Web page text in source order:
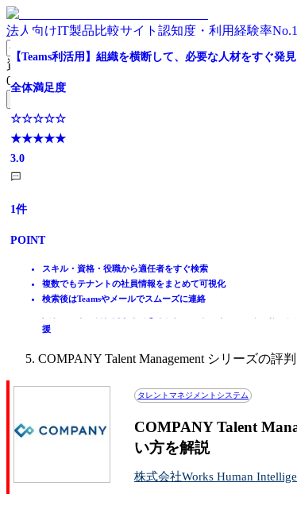
法人向けIT製品比較サイト 認知度・利用経験率No.1
資料請求リスト
0 件
製品を探す
動画で学ぶ
IT製品比較TOP
タレントマネジメントシステム
COMPANY Talent Management シリーズの評
タレントマネジメントシステム
COMPANY Talent
い方を解説
株式会社Works Human
データにもとづく戦略人事の推進で従業員のポテンシャル
☆☆☆☆☆
★★★★★
4.3
自然に蓄積したデータを戦略人事に活用し組織改善をサポート
人事評価や配置シミュレーションなど、豊富な機能群
直感的なUIで、従業員の入力負担を軽減し、高い回収率を実現
【シェアNo.1】のタレントマネジメントシステムなら
全体満足度
☆☆☆☆☆
★★★★★
3.8
1644
POINT
タレントマネジメントシステム「シェアNo.1」
人事・労務業務の効率化から戦略人事の実現まで
直感的に使えるUIで人事から現場まで定着
大手・中堅企業売上シェアNo.1｜科学的人事戦略を実現
全体満足度
☆☆☆☆☆
★★★★★
3.7
523件
POINT
従業員一人ひとりの人材データに基づいた人材管理・活用が可能
人事と従業員にとって使いやすいデザインと操作性
人事評価や研修管理をはじめ、幅広い領域の「人事DX」を実現
人材データを活かし、評価と配置を最適化する
全体満足度
☆☆☆☆☆
★★★★★
4.2
247件
POINT
従業員の深層心理を可視化し、離職の兆候を早期に把握
サーベイ結果と評価データを結び付け、納得感の高い評価を実現
部門ごとのエンゲージメントを可視化し、組織課題を的確に把握
【導入社数4,000社以上】現場社員もカンタン・シンプル
☆☆☆☆☆
★★★★★
3.9
スキルや特徴を可視化・分析、データに基づく抜擢・配置を実現
評価シートの作成から集計まで煩雑な業務をワンストップで効率
化
「使いこなせない…」の心配はご無用！充実したサポート体制
【サポート充実】ビズリーチの人財活用システム
全体満足度
☆☆☆☆☆
★★★★★
3.8
48件
POINT
シリーズ累計100,000社導入！
社員情報の管理、評価、サーベイの情報をまるっと管理！
初めてでも安心！専任サポートと上限なしでMTG可能
人事業務の効率化とタレントマネジメントを実現！
全体満足度
☆☆☆☆☆
★★★★★
3.7
32件
POINT
従業員情報を網羅的に管理し、一人ひとりのスキルや能力を可視
化
蓄積された情報を活用し、従業員と組織のパフォーマンスを向上
援
【Teams利活用】組織を横断して、必要な人材をすぐ発見
全体満足度
☆☆☆☆☆
★★★★★
3.0
1件
POINT
スキル・資格・役職から適任者をすぐ検索
複数でもテナントの社員情報をまとめて可視化
検索後はTeamsやメールでスムーズに連絡